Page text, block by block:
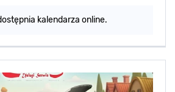
kalendarza online.